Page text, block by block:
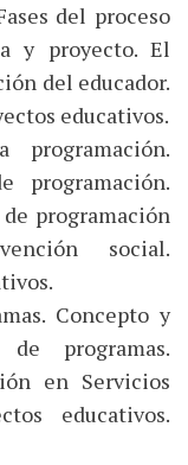
del proceso
y proyecto. El
del educador.
educativos.
programación.
programación
social.
Concepto y
programas.
en Servicios
educativos.